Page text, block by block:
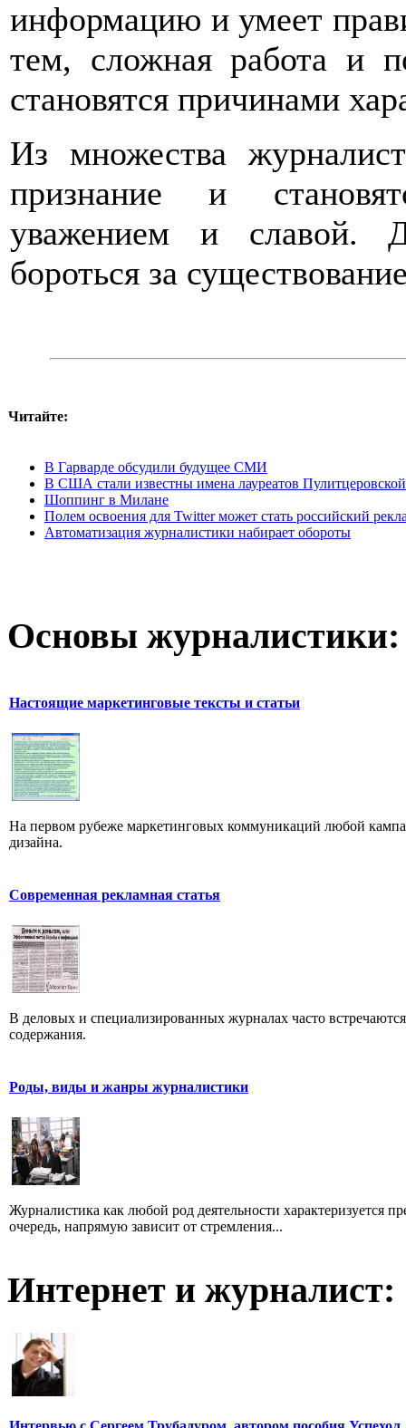
информацию и умеет
тем, сложная работа и
становятся причинами
Из множества
признание и
уважением и славой.
бороться за
Читайте:
В Гарварде обсудили будущее СМИ
В США стали известны имена лауреатов
Шоппинг в Милане
Полем освоения для Twitter может стать российский
Автоматизация журналистики набирает обороты
Основы журналистики:
Настоящие маркетинговые тексты и статьи
На первом рубеже маркетинговых коммуникаций любой
дизайна.
Современная рекламная статья
В деловых и специализированных журналах часто
содержания.
Роды, виды и жанры журналистики
Журналистика как любой род деятельности характеризуется
очередь, напрямую зависит от стремления...
Интернет и журналист: